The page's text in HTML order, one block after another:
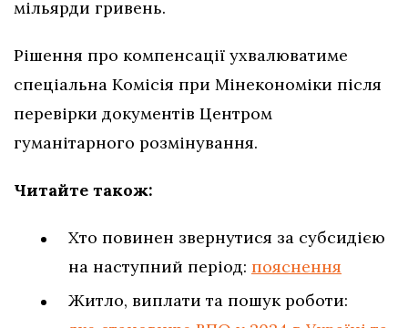
мільярди гривень.
Рішення про компенсації ухвалюватиме
спеціальна Комісія при Мінекономіки після
перевірки документів Центром
гуманітарного розмінування.
Читайте також:
Хто повинен звернутися за субсидією
на наступний період: пояснення
Житло, виплати та пошук роботи: